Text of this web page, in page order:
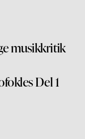
musikkritik
Del 1